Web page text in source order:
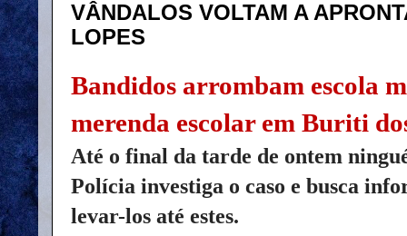
VÂNDALOS VOLTAM A
LOPES
Bandidos arrombam escola
merenda escolar em Buriti
Até o final da tarde de ontem
Polícia investiga o caso e busca
levar-los até estes.